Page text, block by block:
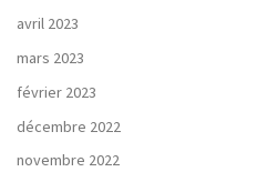
avril 2023
mars 2023
février 2023
décembre 2022
novembre 2022